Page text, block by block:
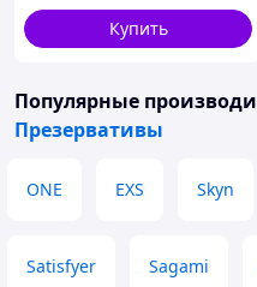
Купить
Популярные
Презервативы
ONE EXS Skyn
Satisfyer Sagami